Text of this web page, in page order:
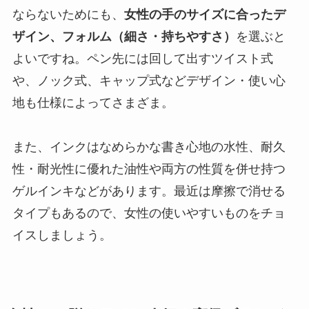
ならないためにも、 女性の手のサイズに合ったデ
ザイン、フォルム（細さ・持ちやすさ）
を選ぶと
よいですね。ペン先には回して出すツイスト式
や、ノック式、キャップ式などデザイン・使い心
地も仕様によってさまざま。
また、インクはなめらかな書き心地の水性、耐久
性・耐光性に優れた油性や両方の性質を併せ持つ
ゲルインキなどがあります。最近は摩擦で消せる
タイプもあるので、女性の使いやすいものをチョ
イスしましょう。